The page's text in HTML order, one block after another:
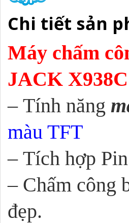
Chi tiết sản
Máy chấm
JACK X938C
– Tính năng m
màu TFT
– Tích hợp
– Chấm công
đẹp.